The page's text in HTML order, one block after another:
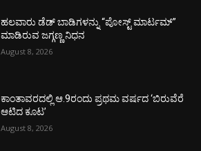
ಹಲವಾರು ಡೆಡ್ ಬಾಡಿಗಳನ್ನು “ಪೋಸ್ಟ್ ಮಾರ್ಟಮ್”
ಮಾಡಿರುವ ಜಗ್ಗಣ್ಣ ನಿಧನ
August 8, 2026
ಕಾಂತಾವರದಲ್ಲಿ ಆ.9ರಂದು ಪ್ರಥಮ ವರ್ಷದ ‘ಬಿರುವೆರೆ
ಆಟಿದ ಕೂಟ’
August 8, 2026